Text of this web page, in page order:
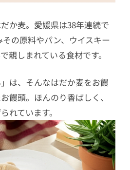
か麦。愛媛県は38年連続で
の原料やパン、ウイスキー
親しまれている食材です。
」は、そんなはだか麦をお饅
饅頭。ほんのり香ばしく、
れています。